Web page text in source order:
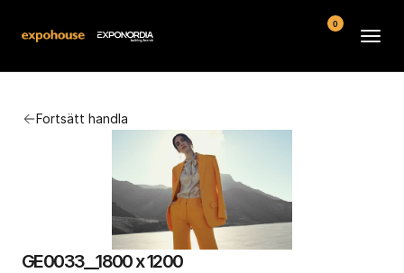
Fortsätt handla
GE0033__1800 x 1200
Kontakt
Köpvillkor
0